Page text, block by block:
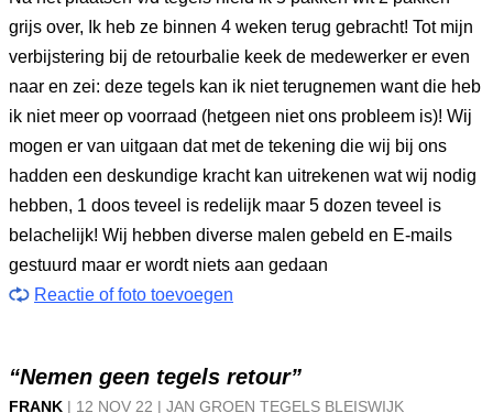
grijs over, Ik heb ze binnen 4 weken terug gebracht! Tot mijn
verbijstering bij de retourbalie keek de medewerker er even
naar en zei: deze tegels kan ik niet terugnemen want die heb
ik niet meer op voorraad (hetgeen niet ons probleem is)! Wij
mogen er van uitgaan dat met de tekening die wij bij ons
hadden een deskundige kracht kan uitrekenen wat wij nodig
hebben, 1 doos teveel is redelijk maar 5 dozen teveel is
belachelijk! Wij hebben diverse malen gebeld en E-mails
gestuurd maar er wordt niets aan gedaan
Reactie of foto toevoegen
“Nemen geen tegels retour”
FRANK | 12 NOV 22 | JAN GROEN TEGELS BLEISWIJK